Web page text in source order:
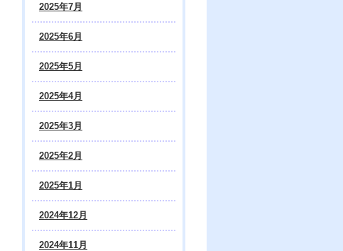
2025年7月
2025年6月
2025年5月
2025年4月
2025年3月
2025年2月
2025年1月
2024年12月
2024年11月